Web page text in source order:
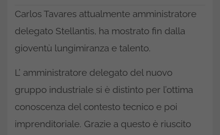
Carlos Tavares attualmente amministratore
delegato Stellantis, ha mostrato fin dalla
gioventù lungimiranza e talento.
L’ amministratore delegato del nuovo
gruppo industriale si è distinto per l’ottima
conoscenza del contesto tecnico e poi
imprenditoriale. Grazie a questo è riuscito